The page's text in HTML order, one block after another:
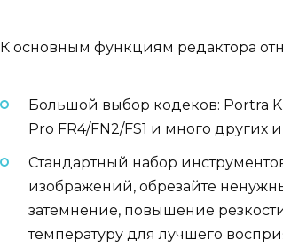
К основным функциям редактора
Большой выбор кодеков: Portra
Pro FR4/FN2/FS1 и много других
Стандартный набор
изображений, обрезайте
затемнение, повышение
температуру для лучшего